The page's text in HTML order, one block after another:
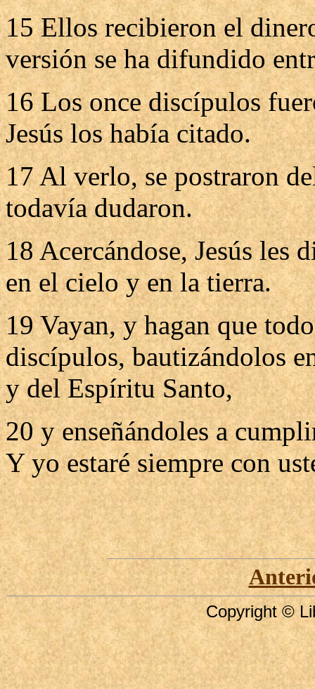
15 Ellos recibieron el
versión se ha difundido
16 Los once discípulos
Jesús los había citado.
17 Al verlo, se postraron
todavía dudaron.
18 Acercándose, Jesús les
en el cielo y en la tierra.
19 Vayan, y hagan que
discípulos, bautizándolos
y del Espíritu Santo,
20 y enseñándoles a
Y yo estaré siempre con
Copyright ©